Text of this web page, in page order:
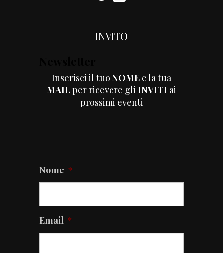
ELEM
INVITO
Inserisci il tuo NOME e la tua
MAILper ricevere gli INVITI ai
prossimi eventi
Nome *
Email *